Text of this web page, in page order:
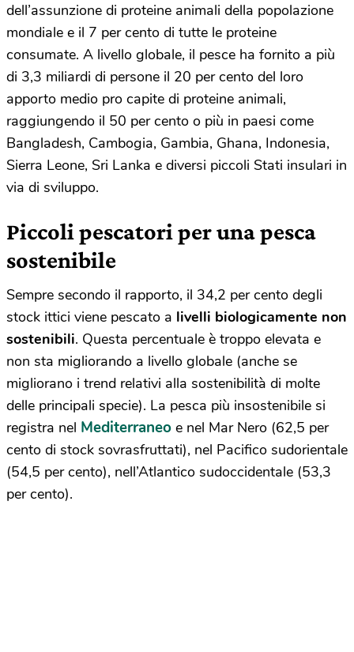
dell’assunzione di proteine animali della popolazione
mondiale e il 7 per cento di tutte le proteine
consumate. A livello globale, il pesce ha fornito a più
di 3,3 miliardi di persone il 20 per cento del loro
apporto medio pro capite di proteine animali,
raggiungendo il 50 per cento o più in paesi come
Bangladesh, Cambogia, Gambia, Ghana, Indonesia,
Sierra Leone, Sri Lanka e diversi piccoli Stati insulari in
via di sviluppo.
Piccoli pescatori per una pesca
sostenibile
Sempre secondo il rapporto, il 34,2 per cento degli
stock ittici viene pescato a livelli biologicamente non
sostenibili. Questa percentuale è troppo elevata e
non sta migliorando a livello globale (anche se
migliorano i trend relativi alla sostenibilità di molte
delle principali specie). La pesca più insostenibile si
registra nel Mediterraneo e nel Mar Nero (62,5 per
cento di stock sovrasfruttati), nel Pacifico sudorientale
(54,5 per cento), nell’Atlantico sudoccidentale (53,3
per cento).